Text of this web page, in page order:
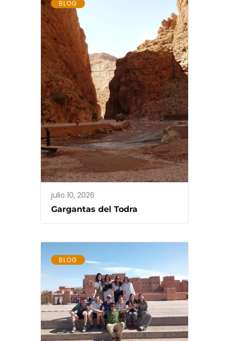
BLOG
julio 10, 2026
Gargantas del Todra
BLOG